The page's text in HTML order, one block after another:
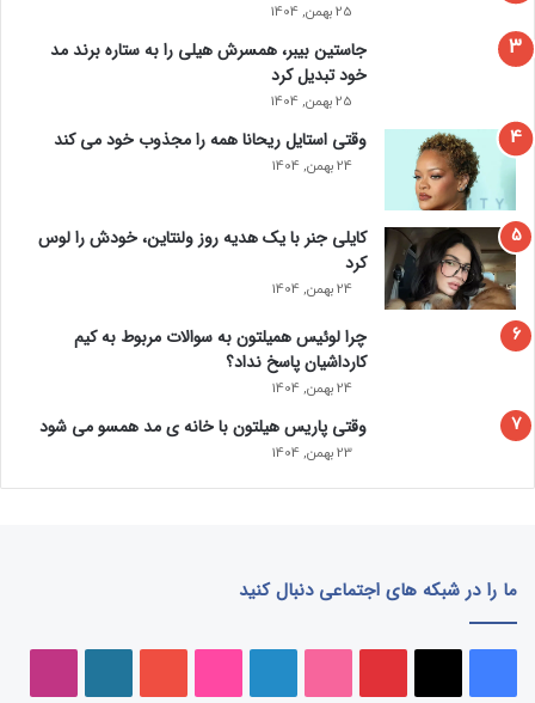
25 بهمن, 1404
جاستین بیبر، همسرش هیلی را به ستاره برند مد
خود تبدیل کرد
25 بهمن, 1404
وقتی استایل ریحانا همه را مجذوب خود می‌ کند
24 بهمن, 1404
کایلی جنر با یک هدیه روز ولنتاین، خودش را لوس
کرد
24 بهمن, 1404
چرا لوئیس همیلتون به سوالات مربوط به کیم
کارداشیان پاسخ نداد؟
24 بهمن, 1404
وقتی پاریس هیلتون با خانه‌ ی مد همسو می شود
23 بهمن, 1404
ما را در شبکه های اجتماعی دنبال کنید